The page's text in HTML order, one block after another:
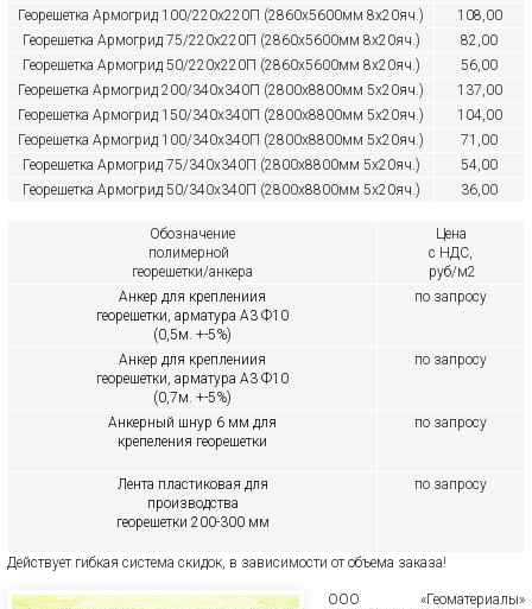
Георешетка Армогрид 100/220х220П (2860х5600мм 8х20яч.)
108,00
Георешетка Армогрид 75/220х220П (2860х5600мм 8х20яч.)
82,00
Георешетка Армогрид 50/220х220П (2860х5600мм 8х20яч.)
56,00
Георешетка Армогрид 200/340х340П (2800х8800мм 5х20яч.)
137,00
Георешетка Армогрид 150/340х340П (2800х8800мм 5х20яч.)
104,00
Георешетка Армогрид 100/340х340П (2800х8800мм 5х20яч.)
71,00
Георешетка Армогрид 75/340х340П (2800х8800мм 5х20яч.)
54,00
Георешетка Армогрид 50/340х340П (2800х8800мм 5х20яч.)
36,00
Обозначение
полимерной
георешетки/анкера
Цена
с НДС,
руб/м2
Анкер для креплениия
георешетки, арматура А3 Ф10
(0,5м. +-5%)
по запросу
Анкер для креплениия
георешетки, арматура А3 Ф10
(0,7м. +-5%)
по запросу
Анкерный шнур 6 мм для
крепеления георешетки
по запросу
Лента пластиковая для
производства
георешетки 200-300 мм
по запросу
Действует гибкая система скидок, в зависимости от объема заказа!
ООО «Геоматериалы»